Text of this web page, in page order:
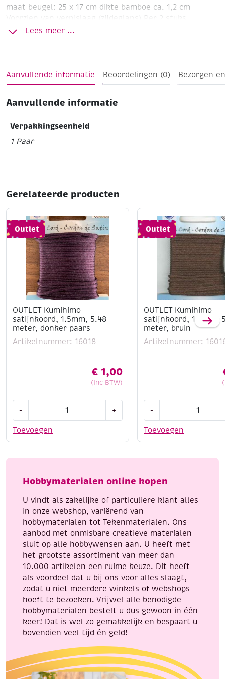
maat beugel: 25 x 17 cm dikte bamboe ca. 1,2 cm
Voorzien van vernislaag (zijdeglans)
Per 2 stuks
Lees meer ...
Aanvullende informatie Beoordelingen (0) Bezorgen
Aanvullende informatie
Verpakkingseenheid
1 Paar
Gerelateerde producten
Outlet
OUTLET Kumihimo
satijnkoord, 1.5mm, 5.48
meter, donker paars
Artikelnummer: 16018
€ 1,00
(Inc BTW)
Toevoegen
-
satijnkoord,
meter,
paars
+
Outlet
OUTLET Kumihimo
satijnkoord, 1.5mm,
meter, bruin
Artikelnummer:
Toevoegen
-
satijnkoord,
meter,
aantal
Hobbymaterialen online kopen
U vindt als zakelijke of particuliere klant alles
in onze webshop, variërend van
hobbymaterialen tot Tekenmaterialen. Ons
aanbod met onmisbare creatieve materialen
sluit op alle hobbywensen aan. U heeft met
het grootste assortiment van meer dan
10.000 artikelen een ruime keuze. Dit heeft
als voordeel dat u bij ons voor alles slaagt,
zodat u niet meerdere winkels of webshops
hoeft te bezoeken. Vrijwel alle benodigde
hobbymaterialen bestelt u dus gewoon in één
keer! Dat is wel zo gemakkelijk en bespaart u
bovendien veel tijd én geld!